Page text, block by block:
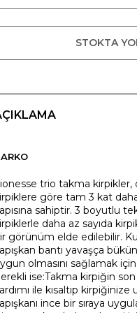
STOKTA
trio takma kirpikler,
göre tam 3 kat
sahiptir. 3 boyutlu
daha az sayıda
görünüm elde edilebilir.
bantı yavaşça
olmasını sağlamak
ise:Takma kirpiğin son
ile kısaltıp
ince bir sıraya